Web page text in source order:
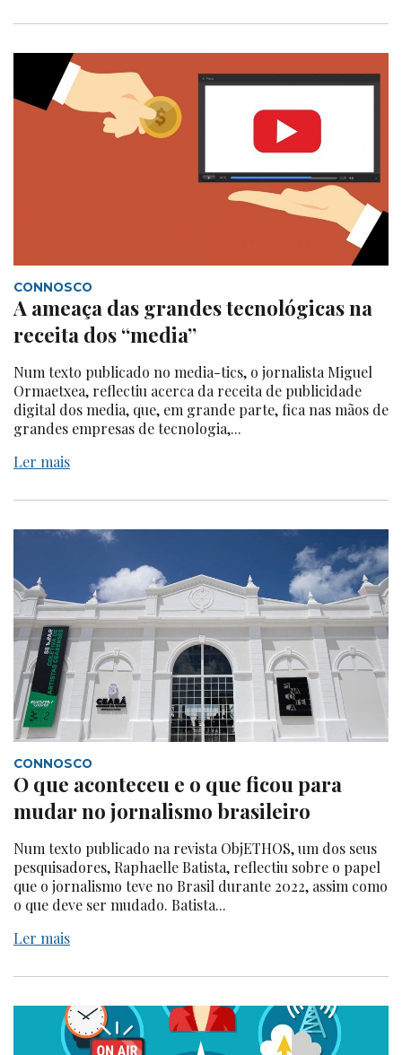
CONNOSCO
A ameaça das grandes tecnológicas na
receita dos “media”
Num texto publicado no media-tics, o jornalista Miguel
Ormaetxea, reflectiu acerca da receita de publicidade
digital dos media, que, em grande parte, fica nas mãos de
grandes empresas de tecnologia,...
Ler mais
CONNOSCO
O que aconteceu e o que ficou para
mudar no jornalismo brasileiro
Num texto publicado na revista ObjETHOS, um dos seus
pesquisadores, Raphaelle Batista, reflectiu sobre o papel
que o jornalismo teve no Brasil durante 2022, assim como
o que deve ser mudado. Batista...
Ler mais